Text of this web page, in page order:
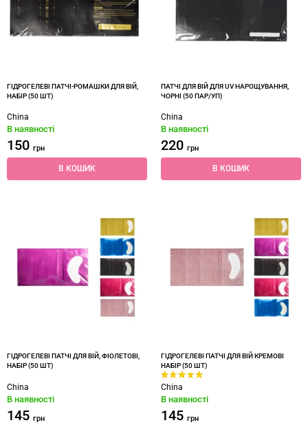
ГІДРОГЕЛЕВІ ПАТЧІ-РОМАШКИ ДЛЯ ВІЙ,
НАБІР (50 ШТ)
China
В наявності
150 грн
В КОШИК
ПАТЧІ ДЛЯ ВІЙ ДЛЯ UV НАРОЩУВАННЯ,
ЧОРНІ (50 ПАР/УП)
China
В наявності
220 грн
В КОШИК
ГІДРОГЕЛЕВІ ПАТЧІ ДЛЯ ВІЙ, ФІОЛЕТОВІ,
НАБІР (50 ШТ)
China
В наявності
145 грн
ГІДРОГЕЛЕВІ ПАТЧІ ДЛЯ ВІЙ КРЕМОВІ
НАБІР (50 ШТ)
China
В наявності
145 грн